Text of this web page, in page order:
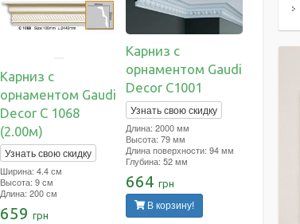
Карниз с
орнаментом Gaudi
Decor C 1068
(2.00м)
Узнать свою скидку
Ширина: 4.4 см
Высота: 9 см
Длина: 200 см
659 грн
Карниз с
орнаментом Gaudi
Decor C1001
Узнать свою скидку
Длина: 2000 мм
Высота: 79 мм
Длина поверхности: 94 мм
Глубина: 52 мм
664 грн
В корзину!